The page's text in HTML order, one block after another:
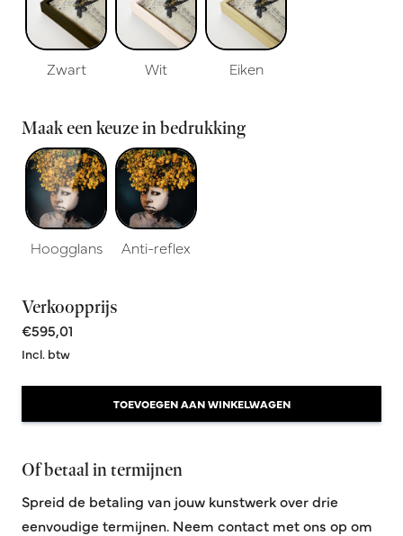
Zwart Wit Eiken
Maak een keuze in bedrukking
Hoogglans Anti-reflex
Verkoopprijs
€595,01
Incl. btw
TOEVOEGEN AAN WINKELWAGEN
Of betaal in termijnen
Spreid de betaling van jouw kunstwerk over drie
eenvoudige termijnen. Neem contact met ons op om